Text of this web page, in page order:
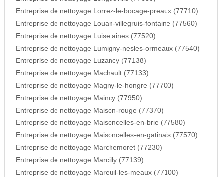
Entreprise de nettoyage Lorrez-le-bocage-preaux (77710)
Entreprise de nettoyage Louan-villegruis-fontaine (77560)
Entreprise de nettoyage Luisetaines (77520)
Entreprise de nettoyage Lumigny-nesles-ormeaux (77540)
Entreprise de nettoyage Luzancy (77138)
Entreprise de nettoyage Machault (77133)
Entreprise de nettoyage Magny-le-hongre (77700)
Entreprise de nettoyage Maincy (77950)
Entreprise de nettoyage Maison-rouge (77370)
Entreprise de nettoyage Maisoncelles-en-brie (77580)
Entreprise de nettoyage Maisoncelles-en-gatinais (77570)
Entreprise de nettoyage Marchemoret (77230)
Entreprise de nettoyage Marcilly (77139)
Entreprise de nettoyage Mareuil-les-meaux (77100)